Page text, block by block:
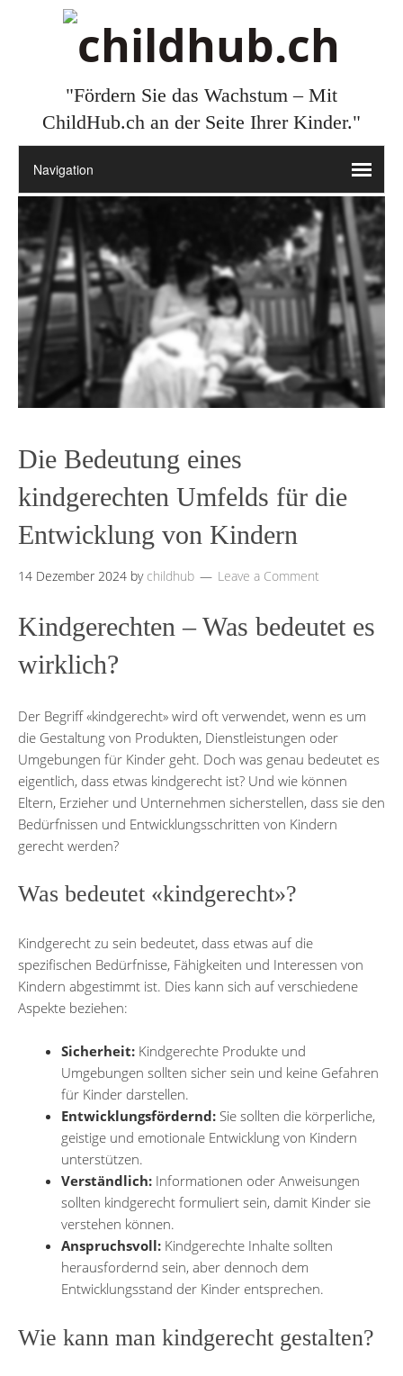
"Fördern Sie das Wachstum – Mit
ChildHub.ch an der Seite Ihrer Kinder."
Die Bedeutung eines
kindgerechten Umfelds für die
Entwicklung von Kindern
14 Dezember 2024 by childhub Leave a Comment
Kindgerechten – Was bedeutet es
wirklich?
Der Begriff «kindgerecht» wird oft verwendet, wenn es um
die Gestaltung von Produkten, Dienstleistungen oder
Umgebungen für Kinder geht. Doch was genau bedeutet es
eigentlich, dass etwas kindgerecht ist? Und wie können
Eltern, Erzieher und Unternehmen sicherstellen, dass sie den
Bedürfnissen und Entwicklungsschritten von Kindern
gerecht werden?
Was bedeutet «kindgerecht»?
Kindgerecht zu sein bedeutet, dass etwas auf die
spezifischen Bedürfnisse, Fähigkeiten und Interessen von
Kindern abgestimmt ist. Dies kann sich auf verschiedene
Aspekte beziehen:
Sicherheit: Kindgerechte Produkte und
Umgebungen sollten sicher sein und keine Gefahren
für Kinder darstellen.
Entwicklungsfördernd: Sie sollten die körperliche,
geistige und emotionale Entwicklung von Kindern
unterstützen.
Verständlich: Informationen oder Anweisungen
sollten kindgerecht formuliert sein, damit Kinder sie
verstehen können.
Anspruchsvoll: Kindgerechte Inhalte sollten
herausfordernd sein, aber dennoch dem
Entwicklungsstand der Kinder entsprechen.
Wie kann man kindgerecht gestalten?